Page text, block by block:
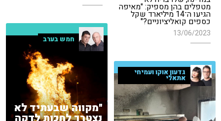
מטפלים בהן מספיק: "מאיפה
הגיעו ה־14 מיליארד שקל
כספים קואליציוניים?"
13/06/2023
חמש בערב
"מקווה שבעתיד לא
גדעון אוקו ועמיחי
אתאלי